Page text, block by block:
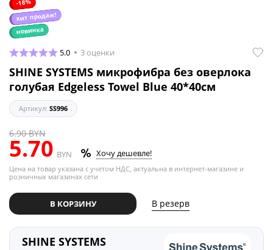
-18%
хит продаж!
новинка
5.0 3 оценки
SHINE SYSTEMS микрофибра без оверлока
голубая Edgeless Towel Blue 40*40см
Артикул: SS996
6.90BYN
5.70 BYN Хочу дешевле!
Цена на товар указана с учетом НДС, актуальна в интернет-магазине и
розничных магазинах сети
В КОРЗИНУ В резерв
SHINE SYSTEMS